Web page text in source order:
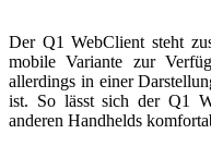
Der Q1 WebClient steht
mobile Variante zur
allerdings in einer
ist. So lässt sich der Q1
anderen Handhelds